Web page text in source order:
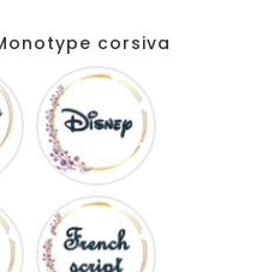
Monotype corsiva
Amarillo
French
script